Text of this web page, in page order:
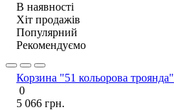
В наявності
Хіт продажів
Популярний
Рекомендуємо
Корзина "51 кольорова троянда"
0
5 066 грн.